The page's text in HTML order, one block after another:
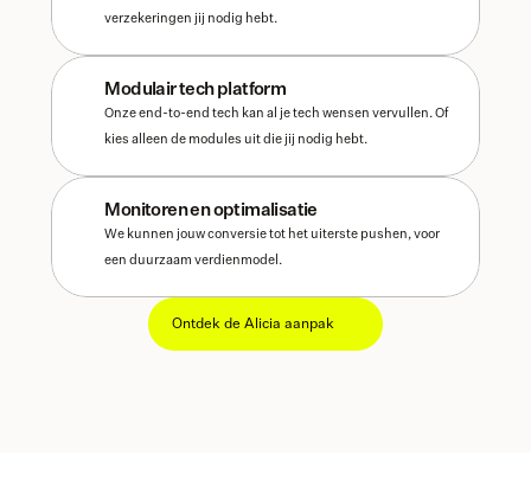
verzekeringen jij nodig hebt.
Modulair tech platform
Onze end-to-end tech kan al je tech wensen vervullen. Of
kies alleen de modules uit die jij nodig hebt.
Monitoren en optimalisatie
We kunnen jouw conversie tot het uiterste pushen, voor
een duurzaam verdienmodel.
Ontdek de Alicia aanpak